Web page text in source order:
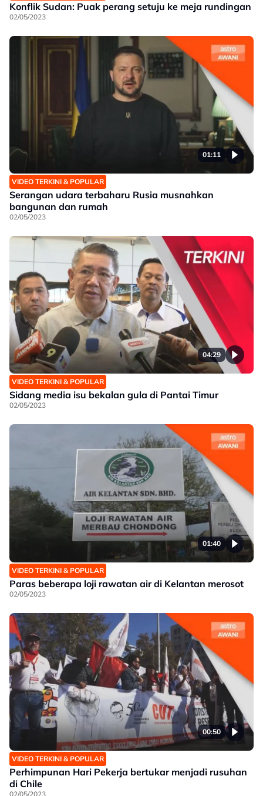
Konflik Sudan: Puak perang setuju ke meja rundingan
02/05/2023
01:11
VIDEO TERKINI & POPULAR
Serangan udara terbaharu Rusia musnahkan
bangunan dan rumah
02/05/2023
04:29
VIDEO TERKINI & POPULAR
Sidang media isu bekalan gula di Pantai Timur
02/05/2023
01:40
VIDEO TERKINI & POPULAR
Paras beberapa loji rawatan air di Kelantan merosot
02/05/2023
00:50
VIDEO TERKINI & POPULAR
Perhimpunan Hari Pekerja bertukar menjadi rusuhan
di Chile
02/05/2023